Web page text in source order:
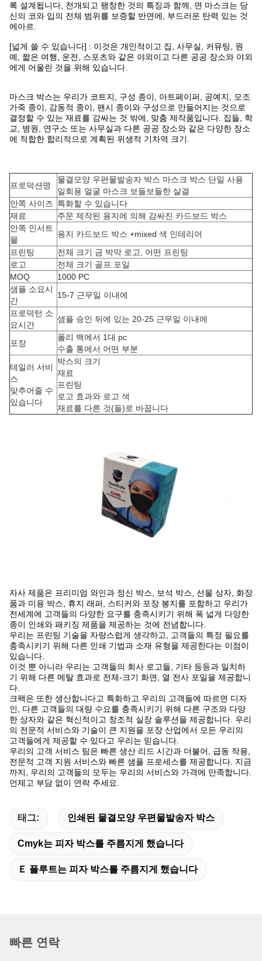
록 설계됩니다, 전개되고 팽창한 것의 특징과 함께, 면 마스크는 당
신의 코와 입의 전체 범위를 보증할 반면에, 부드러운 탄력 있는 것
에아르.
[넓게 쓸 수 있습니다] : 이것은 개인적이고 집, 사무실, 커뮤팅, 원
예, 짧은 여행, 운전, 스포츠와 같은 야외이고 다른 공공 장소와 야외
에게 어울린 것을 위해 있습니다.
마스크 박스는 우리가 코트지, 구성 종이, 아트페이퍼, 공예지, 모조
가죽 종이, 감동적 종이, 팬시 종이와 구성으로 만들어지는 것으로
결정할 수 있는 재료를 감싸는 것 밖에, 맞춤 제작품입니다. 집들, 학
교, 병원, 연구소 또는 사무실과 다른 공공 장소와 같은 다양한 장소
에 적합한 합리적으로 계획된 위생적 기차역 크기.
프로덕션명
물결모양 우편물발송자 박스 마스크 박스 단일 사용
일회용 얼굴 마스크 보들보들한 살결
안쪽 사이즈 특화할 수 있습니다
재료
주문 제작된 용지에 의해 감싸진 카드보드 박스
안쪽 인서트
물
용지 카드보드 박스 +mixed 색 인테리어
프린팅
전체 크기 금 박막 로고, 어떤 프린팅
로고
전체 크기 골프 포일
MOQ
1000 PC
샘플 소요시
간
15-7 근무일 이내에
프로덕턴 소
요시간
샘플 승인 뒤에 있는 20-25 근무일 이내에
포장
폴리 백에서 1대 pc
수출 통에서 어떤 부분
테일러 서비
스
맞추어줄 수
있습니다
박스의 크기
재료
프린팅
로고 효과와 로고 색
재료를 다른 것(들)로 바꿉니다
자사 제품은 프리미엄 와인과 정신 박스, 보석 박스, 선물 상자, 화장
품과 미용 박스, 휴지 래퍼, 스티커와 포장 봉지를 포함하고 우리가
전세계에 고객들의 다양한 요구를 충족시키기 위해 폭 넓게 다양한
종이 인쇄와 패키징 제품을 제공하는 것에 전념합니다.
우리는 프린팅 기술을 자랑스럽게 생각하고, 고객들의 특정 필요를
충족시키기 위해 다른 인쇄 기법과 소재 유형을 제공한다는 이점이
있습니다.
이것 뿐 아니라 우리는 고객들의 회사 로고들, 기타 등등과 일치하
기 위해 다른 메탈 효과로 전체-크기 화면, 열 전사 포일을 제공합니
다.
크팩은 또한 생산합니다고 특화하고 우리의 고객들에 따르면 디자
인, 다른 고객들의 대량 수요를 충족시키기 위해 다른 구조와 다양
한 상자와 같은 혁신적이고 창조적 실장 솔루션을 제공합니다. 우리
의 전문적 서비스와 기술이 큰 지원을 포장 산업에서 모든 우리의
고객들에게 제공할 수 있다고 우리는 믿습니다.
우리의 고객 서비스 팀은 빠른 생산 리드 시간과 더불어, 급동 작용,
전문적 고객 지원 서비스와 빠른 샘플 프로세스를 제공합니다. 지금
까지, 우리의 고객들의 모두는 우리의 서비스와 가격에 만족합니다.
언제고 부담 없이 연락 주세요.
태그: 인쇄된 물결모양 우편물발송자 박스
Cmyk는 피자 박스를 주름지게 했습니다
Ｅ 플루트는 피자 박스를 주름지게 했습니다
빠른 연락